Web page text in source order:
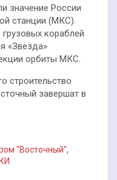
значение России
станции (МКС).
кораблей
«Звезда»
орбиты МКС.
строительство
завершат в
"Восточный",